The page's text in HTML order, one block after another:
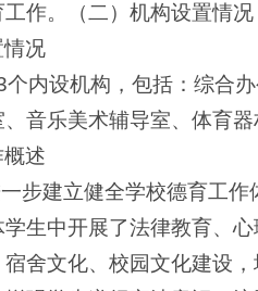
作。（二）机构设置情况
情况
内设机构，包括：综合
音乐美术辅导室、体育
概述
步建立健全学校德育工
生中开展了法律教育、
舍文化、校园文化建设